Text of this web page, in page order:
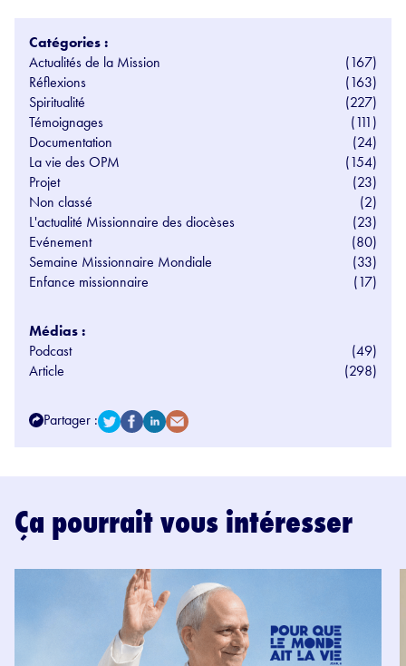
Catégories :
Actualités de la Mission
(167)
Réflexions
(163)
Spiritualité
(227)
Témoignages
(111)
Documentation
(24)
La vie des OPM
(154)
Projet
(23)
Non classé
(2)
L'actualité Missionnaire des diocèses
(23)
Evénement
(80)
Semaine Missionnaire Mondiale
(33)
Enfance missionnaire
(17)
Médias :
Podcast
(49)
Article
(298)
Partager :
Ça pourrait vous intéresser